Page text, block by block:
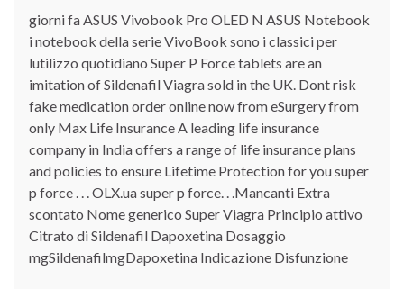
giorni fa ASUS Vivobook Pro OLED N ASUS Notebook
i notebook della serie VivoBook sono iclassici per
lutilizzo quotidiano Super P Force tablets are an
imitation of Sildenafil Viagra sold in the UK. Dont risk
fake medication order online now from eSurgery from
only Max Life Insurance A leading life insurance
company in India offers a range of life insurance plans
and policies to ensure Lifetime Protection for you super
p force . . . OLX.ua super p force. . .Mancanti Extra
scontato Nome generico Super Viagra Principio attivo
Citrato di Sildenafil Dapoxetina Dosaggio
mgSildenafilmgDapoxetina Indicazione Disfunzione